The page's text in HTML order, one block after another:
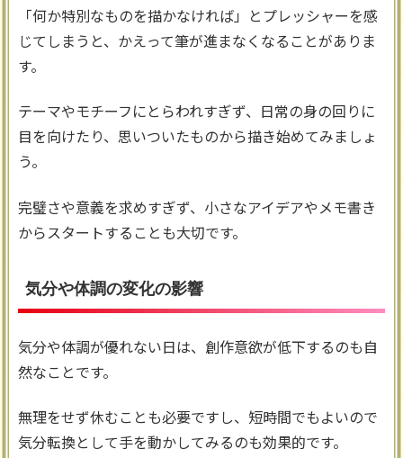
「何か特別なものを描かなければ」とプレッシャーを感
じてしまうと、かえって筆が進まなくなることがありま
す。
テーマやモチーフにとらわれすぎず、日常の身の回りに
目を向けたり、思いついたものから描き始めてみましょ
う。
完璧さや意義を求めすぎず、小さなアイデアやメモ書き
からスタートすることも大切です。
気分や体調の変化の影響
気分や体調が優れない日は、創作意欲が低下するのも自
然なことです。
無理をせず休むことも必要ですし、短時間でもよいので
気分転換として手を動かしてみるのも効果的です。